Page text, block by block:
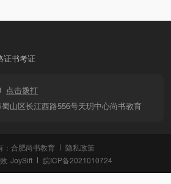
证书考证
点击拨打
山区长江西路556号天玥中心尚书教育
：合肥尚书教育
隐私政策
JoySift 皖ICP备2021010724